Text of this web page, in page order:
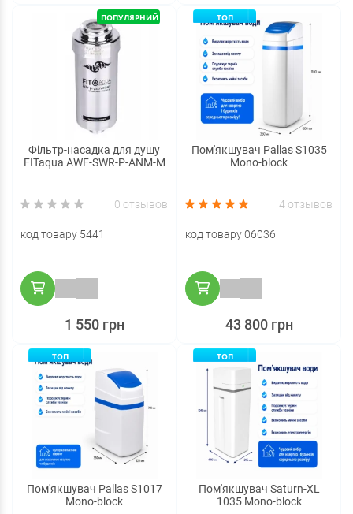
ПОПУЛЯРНИЙ
Фільтр-насадка для душу
FITaqua AWF-SWR-P-ANM-M
0 отзывов
код товару 5441
1 550 грн
ТОП
Пом'якшувач Pallas S1035
Mono-block
4 отзывов
код товару 06036
43 800 грн
ТОП
Пом'якшувач Pallas S1017
Mono-block
ТОП
Пом'якшувач Saturn-XL
1035 Mono-block